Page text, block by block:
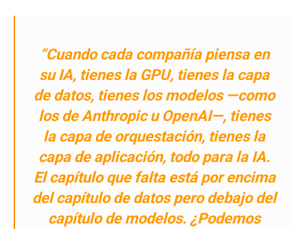
“Cuando cada compañía piensa en
su IA, tienes la GPU, tienes la capa
de datos, tienes los modelos —como
los de Anthropic u OpenAI—, tienes
la capa de orquestación, tienes la
capa de aplicación, todo para la IA.
El capítulo que falta está por encima
del capítulo de datos pero debajo del
capítulo de modelos. ¿Podemos